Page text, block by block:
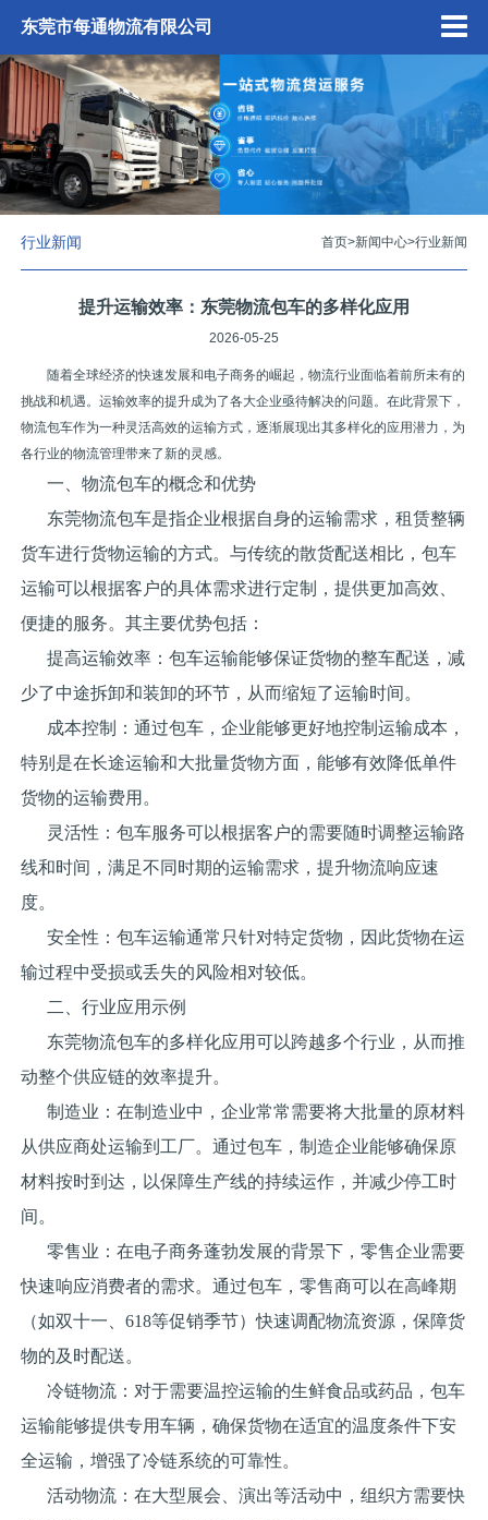
东莞市每通物流有限公司
行业新闻 首页>新闻中心>行业新闻
提升运输效率：东莞物流包车的多样化应用
2026-05-25
随着全球经济的快速发展和电子商务的崛起，物流行业面临着前所未有的
挑战和机遇。运输效率的提升成为了各大企业亟待解决的问题。在此背景下，
物流包车作为一种灵活高效的运输方式，逐渐展现出其多样化的应用潜力，为
各行业的物流管理带来了新的灵感。
一、物流包车的概念和优势
东莞物流包车是指企业根据自身的运输需求，租赁整辆
货车进行货物运输的方式。与传统的散货配送相比，包车
运输可以根据客户的具体需求进行定制，提供更加高效、
便捷的服务。其主要优势包括：
提高运输效率：包车运输能够保证货物的整车配送，减
少了中途拆卸和装卸的环节，从而缩短了运输时间。
成本控制：通过包车，企业能够更好地控制运输成本，
特别是在长途运输和大批量货物方面，能够有效降低单件
货物的运输费用。
灵活性：包车服务可以根据客户的需要随时调整运输路
线和时间，满足不同时期的运输需求，提升物流响应速
度。
安全性：包车运输通常只针对特定货物，因此货物在运
输过程中受损或丢失的风险相对较低。
二、行业应用示例
东莞物流包车的多样化应用可以跨越多个行业，从而推
动整个供应链的效率提升。
制造业：在制造业中，企业常常需要将大批量的原材料
从供应商处运输到工厂。通过包车，制造企业能够确保原
材料按时到达，以保障生产线的持续运作，并减少停工时
间。
零售业：在电子商务蓬勃发展的背景下，零售企业需要
快速响应消费者的需求。通过包车，零售商可以在高峰期
（如双十一、618等促销季节）快速调配物流资源，保障货
物的及时配送。
冷链物流：对于需要温控运输的生鲜食品或药品，包车
运输能够提供专用车辆，确保货物在适宜的温度条件下安
全运输，增强了冷链系统的可靠性。
活动物流：在大型展会、演出等活动中，组织方需要快